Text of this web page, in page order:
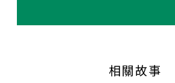
相關故事